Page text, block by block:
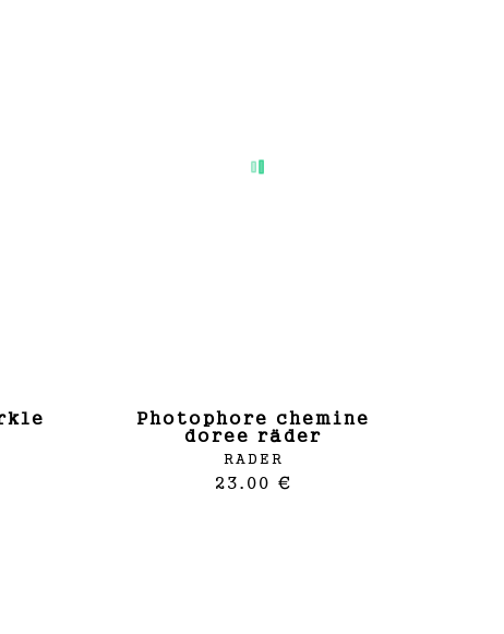
photophore chemine
doree räder
RADER
23.00 €